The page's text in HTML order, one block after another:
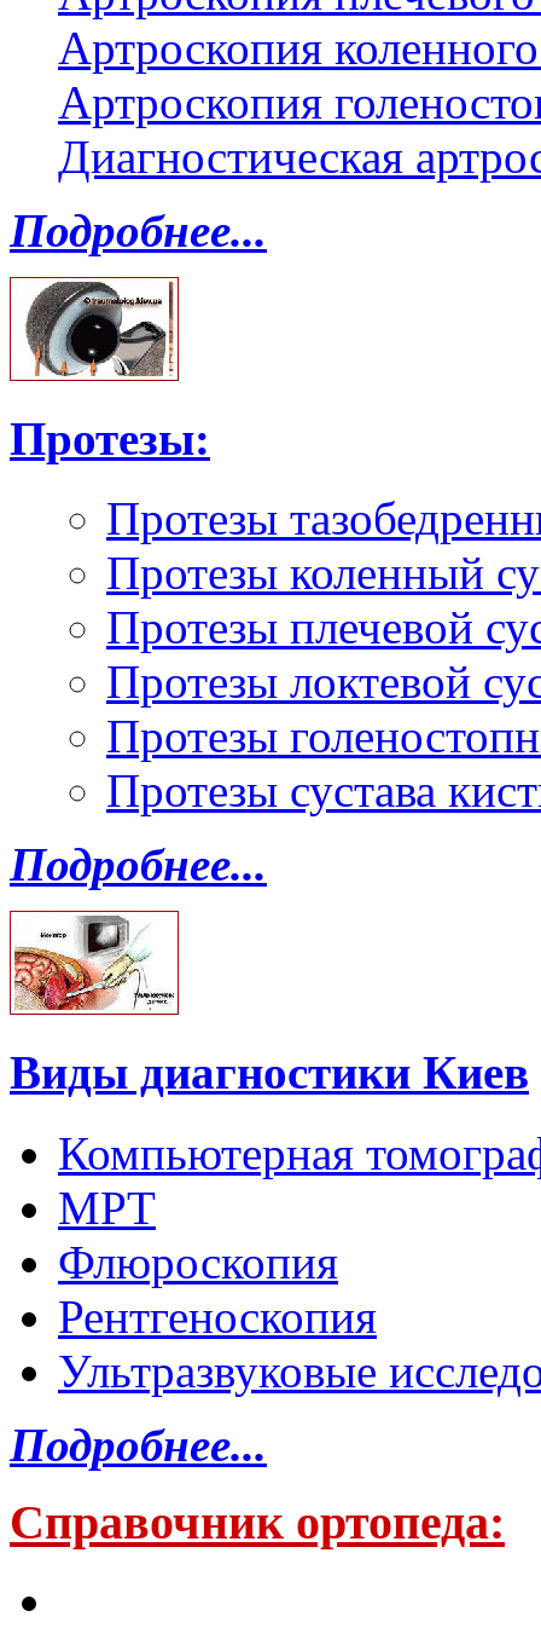
Артроскопия
Артроскопия
Диагностическая
Подробнее...
Протезы:
Протезы
Протезы коленный
Протезы плечевой
Протезы локтевой
Протезы
Протезы сустава
Подробнее...
Виды диагностики Киев
Компьютерная
МРТ
Флюроскопия
Рентгеноскопия
Ультразвуковые
Подробнее...
Справочник ортопеда: